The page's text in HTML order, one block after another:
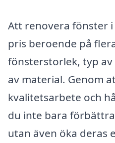
Att renovera fönster
pris beroende på
fönsterstorlek, typ
av material. Genom
kvalitetsarbete och
du inte bara
utan även öka deras